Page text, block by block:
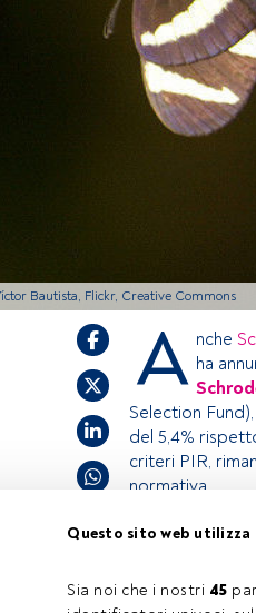
Questo sito web utilizza
Sia noi che i nostri 45
Bautista, Flickr, Creative Commons
di lettura: 1 min.
A nche
ha
Selection
del 5,4%
criteri PIR,
normativa.
accedi tramite